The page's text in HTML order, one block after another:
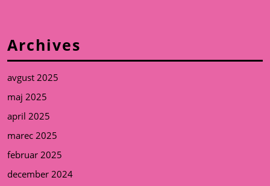
Archives
avgust 2025
maj 2025
april 2025
marec 2025
februar 2025
december 2024